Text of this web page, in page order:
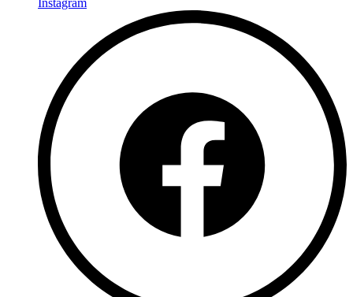
Instagram